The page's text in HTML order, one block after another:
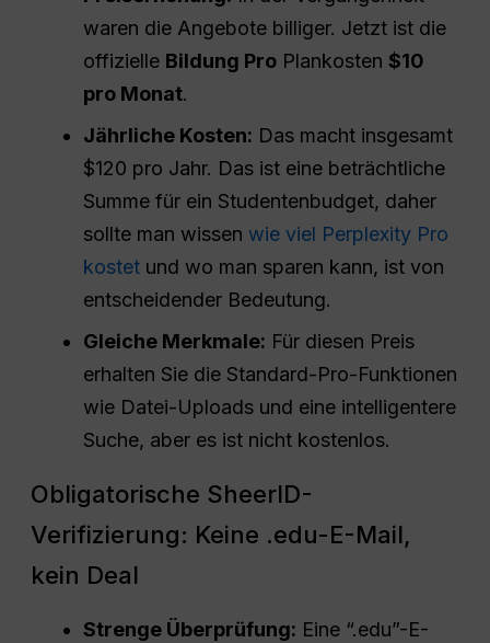
waren die Angebote billiger. Jetzt ist die
offizielle Bildung Pro Plankosten$10
pro Monat.
Jährliche Kosten: Das macht insgesamt
$120 pro Jahr. Das ist eine beträchtliche
Summe für ein Studentenbudget, daher
sollte man wissen wie viel Perplexity Pro
kostet und wo man sparen kann, ist von
entscheidender Bedeutung.
Gleiche Merkmale: Für diesen Preis
erhalten Sie die Standard-Pro-Funktionen
wie Datei-Uploads und eine intelligentere
Suche, aber es ist nicht kostenlos.
Obligatorische SheerID-
Verifizierung: Keine .edu-E-Mail,
kein Deal
Strenge Überprüfung: Eine “.edu”-E-